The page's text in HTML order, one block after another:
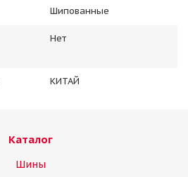
Шипованные
Нет
КИТАЙ
Каталог
Шины